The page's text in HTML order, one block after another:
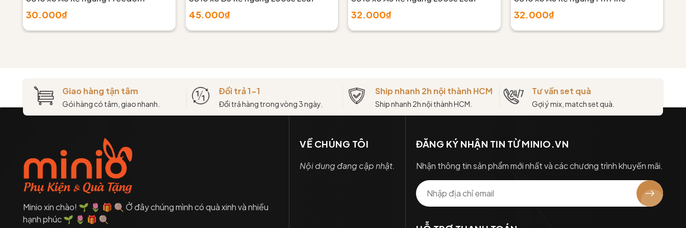
30.000₫ 45.000₫ 32.000₫ 32.000₫
Giao hàng tận tâm
Gói hàng có tâm, giao nhanh.
Đổi trả 1-1
Đổi trả hàng trong vòng 3 ngày.
Ship nhanh 2h nội thành HCM
Ship nhanh 2h nội thành HCM.
Tư vấn set quà
Gợi ý mix, match set quà.
Minio xin chào! 🌱 🌷 🎁 🍭 Ở đây chúng mình có quà xinh và nhiều
hạnh phúc 🌱 🌷 🎁 🍭
VỀ CHÚNG TÔI
Nội dung đang cập nhật.
ĐĂNG KÝ NHẬN TIN TỪ MINIO.VN
Nhận thông tin sản phẩm mới nhất và các chương trình khuyến mãi.